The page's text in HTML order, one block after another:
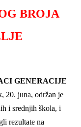
BROJA
GENERACIJE
20. juna, održan je
i srednjih škola, i
rezultate na